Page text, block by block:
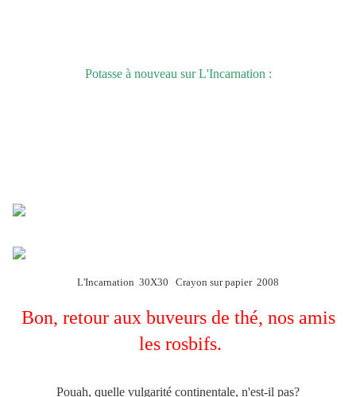
Potasse à nouveau sur L'Incarnation :
L'Incarnation 30X30 Crayon sur papier 2008
Bon, retour aux buveurs de thé, nos amis
les rosbifs.
Pouah, quelle vulgarité continentale, n'est-il pas?